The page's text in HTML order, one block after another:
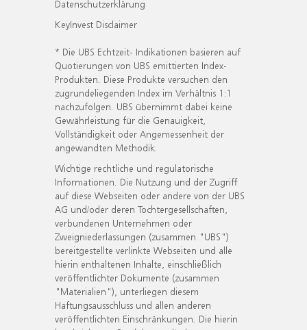
Datenschutzerklärung
KeyInvest Disclaimer
* Die UBS Echtzeit- Indikationen basieren auf
Quotierungen von UBS emittierten Index-
Produkten. Diese Produkte versuchen den
zugrundeliegenden Index im Verhältnis 1:1
nachzufolgen. UBS übernimmt dabei keine
Gewährleistung für die Genauigkeit,
Vollständigkeit oder Angemessenheit der
angewandten Methodik.
Wichtige rechtliche und regulatorische
Informationen. Die Nutzung und der Zugriff
auf diese Webseiten oder andere von der UBS
AG und/oder deren Tochtergesellschaften,
verbundenen Unternehmen oder
Zweigniederlassungen (zusammen "UBS")
bereitgestellte verlinkte Webseiten und alle
hierin enthaltenen Inhalte, einschließlich
veröffentlichter Dokumente (zusammen
"Materialien"), unterliegen diesem
Haftungsausschluss und allen anderen
veröffentlichten Einschränkungen. Die hierin